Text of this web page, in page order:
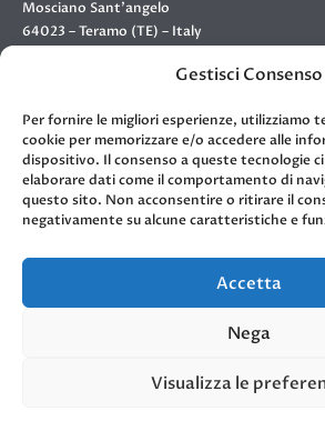
Gestisci Consenso
Per fornire le migliori esperienze, utilizziamo
cookie per memorizzare e/o accedere alle
dispositivo. Il consenso a queste tecnologie
elaborare dati come il comportamento di
questo sito. Non acconsentire o ritirare il
negativamente su alcune caratteristiche e
Accetta
Nega
Visualizza le
Mosciano Sant’angelo
64023 – Teramo (TE) – Italy
contatti
NUMERO VERDE:
TELEFONO:
FAX: